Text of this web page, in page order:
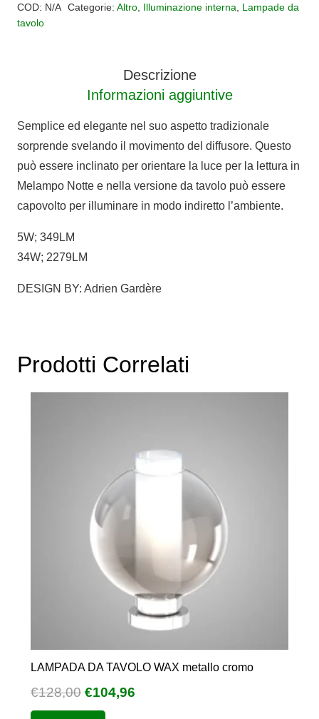
MELAMPO
COD: N/A Categorie: Altro, Illuminazione interna, Lampade da
tavolo
Descrizione
Informazioni aggiuntive
Semplice ed elegante nel suo aspetto tradizionale
sorprende svelando il movimento del diffusore. Questo
può essere inclinato per orientare la luce per la lettura in
Melampo Notte e nella versione da tavolo può essere
capovolto per illuminare in modo indiretto l’ambiente.
5W; 349LM
34W; 2279LM
DESIGN BY: Adrien Gardère
Prodotti Correlati
LAMPADA DA TAVOLO WAX metallo cromo
€128,00 Il
prezzo
€104,96